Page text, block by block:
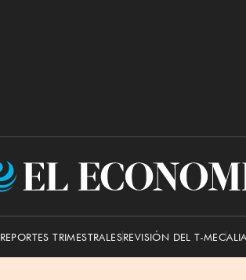
El
REPORTES TRIMESTRALESREVISIÓN DEL T-MEC